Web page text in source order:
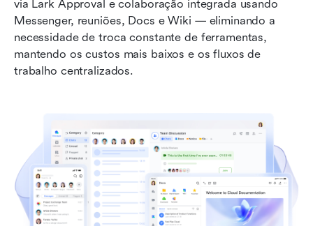
via Lark Approval e colaboração integrada usando
Messenger, reuniões, Docs e Wiki — eliminando a
necessidade de troca constante de ferramentas,
mantendo os custos mais baixos e os fluxos de
trabalho centralizados.